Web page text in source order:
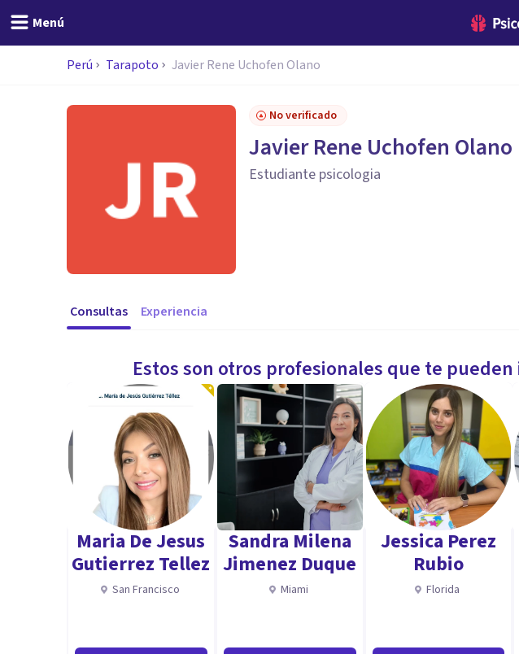
Menú
Perú Tarapoto Javier Rene Uchofen Olano
No verificado
Javier Rene Uchofen Olano
Estudiante psicologia
Consultas Experiencia
Estos son otros profesionales que te
Maria De Jesus
Gutierrez Tellez
San Francisco
Sandra Milena
Jimenez Duque
Miami
Jessica Perez
Rubio
Florida